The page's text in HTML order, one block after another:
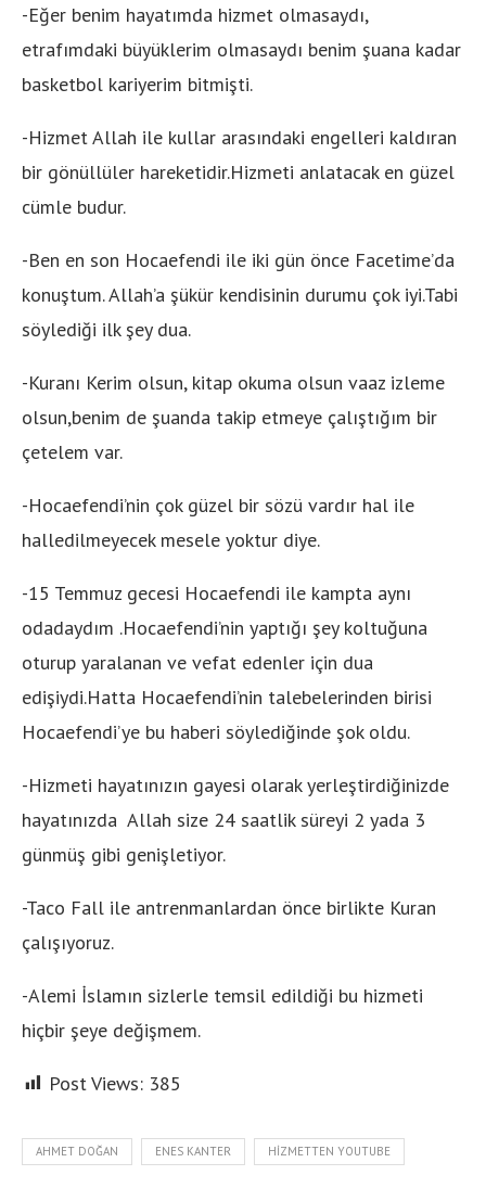
-Eğer benim hayatımda hizmet olmasaydı,
etrafımdaki büyüklerim olmasaydı benim şuana kadar
basketbol kariyerim bitmişti.
-Hizmet Allah ile kullar arasındaki engelleri kaldıran
bir gönüllüler hareketidir.Hizmeti anlatacak en güzel
cümle budur.
-Ben en son Hocaefendi ile iki gün önce Facetime’da
konuştum. Allah’a şükür kendisinin durumu çok iyi.Tabi
söylediği ilk şey dua.
-Kuranı Kerim olsun, kitap okuma olsun vaaz izleme
olsun,benim de şuanda takip etmeye çalıştığım bir
çetelem var.
-Hocaefendi’nin çok güzel bir sözü vardır hal ile
halledilmeyecek mesele yoktur diye.
-15 Temmuz gecesi Hocaefendi ile kampta aynı
odadaydım .Hocaefendi’nin yaptığı şey koltuğuna
oturup yaralanan ve vefat edenler için dua
edişiydi.Hatta Hocaefendi’nin talebelerinden birisi
Hocaefendi’ye bu haberi söylediğinde şok oldu.
-Hizmeti hayatınızın gayesi olarak yerleştirdiğinizde
hayatınızda Allah size 24 saatlik süreyi 2 yada 3
günmüş gibi genişletiyor.
-Taco Fall ile antrenmanlardan önce birlikte Kuran
çalışıyoruz.
-Alemi İslamın sizlerle temsil edildiği bu hizmeti
hiçbir şeye değişmem.
Post Views: 385
AHMET DOĞAN ENES KANTER HIZMETTEN YOUTUBE